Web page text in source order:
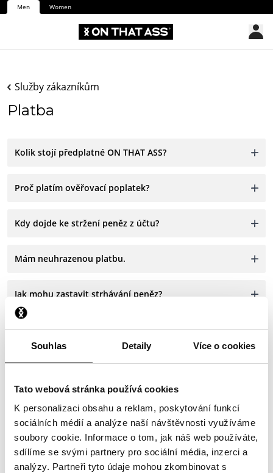
Souhlas Detaily Více o cookies
Tato webová stránka používá cookies
K personalizaci obsahu a reklam, poskytování funkcí
sociálních médií a analýze naší návštěvnosti využíváme
soubory cookie. Informace o tom, jak náš web používáte,
sdílíme se svými partnery pro sociální média, inzerci a
analýzy. Partneři tyto údaje mohou zkombinovat s
Men Women
Služby zákazníkům
Platba
Kolik stojí předplatné ON THAT ASS?
Proč platím ověřovací poplatek?
Kdy dojde ke stržení peněz z účtu?
Mám neuhrazenou platbu.
Jak mohu zastavit strhávání peněz?
Zaplatil(a) jsem, ale ještě jsem nic nedostal(a).
Proč dostávám upomínky plateb?
Prosím kontaktuj nás